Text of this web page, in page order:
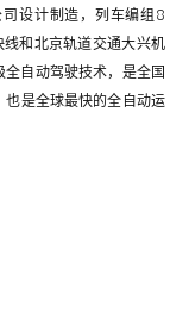
司设计制造，列车编组8
和北京轨道交通大兴机
自动驾驶技术，是全国
是全球最快的全自动运